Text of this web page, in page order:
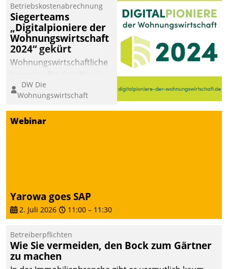
Betriebskostenabrechnung
Siegerteams
„Digitalpioniere der
Wohnungswirtschaft
2024“ gekürt
Wohnungswirtschaftliche
eine digitale Zukunft zu
finden, ist das Ziel des
Awards „Digitalpioniere
der
und PropTech.
DW Die
Wohnungswirtschaft
Webinar
Yarowa goes SAP
2. Juli 2026 11:00 – 11:30
Betreiberpflichten
Wie Sie vermeiden, den Bock zum Gärtner
zu machen